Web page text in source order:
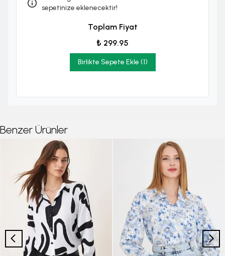
sepetinize eklenecektir!
Toplam Fiyat
₺ 299.95
Birlikte Sepete Ekle (1)
Benzer Ürünler